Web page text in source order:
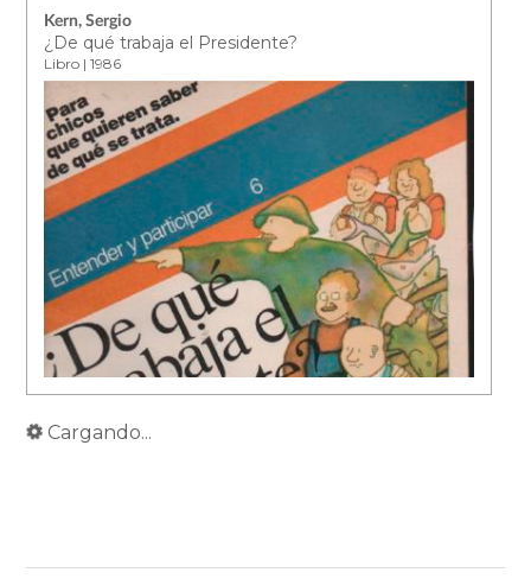
Kern, Sergio
¿De qué trabaja el Presidente?
Libro | 1986
Cargando...